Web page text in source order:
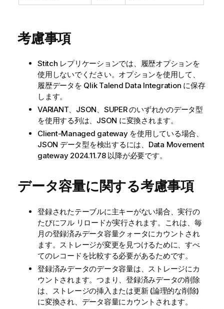
考慮事項
Stitch レプリケーションでは、履歴オプションを
使用しないでください。オプションを使用して、
履歴データを Qlik Talend Data Integration に保存
します。
VARIANT、JSON、SUPER のいずれかのデータ型
を使用する列は、JSON に変換されます。
Client-Managed gateway を使用している場合、
JSON データ型を検出するには、Data Movement
gateway 2024.11.78 以降が必要です。
データ容量に関する考慮事項
登録されたテーブルに主キーがない場合、実行の
たびにフル リロードが実行されます。これは、毎
月の登録済みデータ容量クォータにカウントされ
ます。ストレージが変更を見つけるために、すべ
てのレコードを比較する必要があるためです。
登録済みデータのデータ容量は、ストレージにカ
ウントされます。つまり、登録済みデータの削除
は、ストレージの挿入または更新 (論理的な削除)
に変換され、データ容量にカウントされます。